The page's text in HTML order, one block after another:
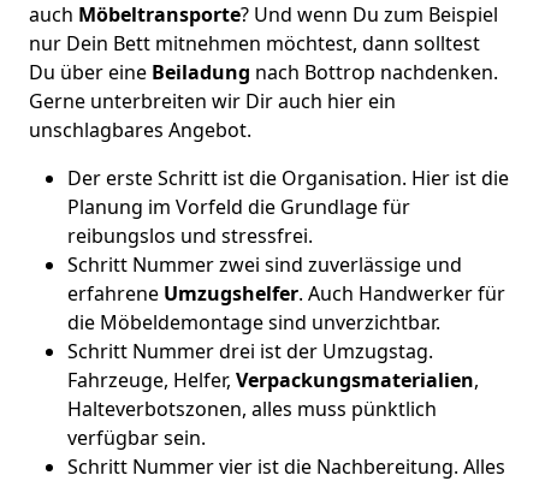
auch Möbeltransporte? Und wenn Du zum Beispiel
nur Dein Bett mitnehmen möchtest, dann solltest
Du über eine Beiladung nach Bottrop nachdenken.
Gerne unterbreiten wir Dir auch hier ein
unschlagbares Angebot.
Der erste Schritt ist die Organisation. Hier ist die
Planung im Vorfeld die Grundlage für
reibungslos und stressfrei.
Schritt Nummer zwei sind zuverlässige und
erfahrene Umzugshelfer. Auch Handwerker für
die Möbeldemontage sind unverzichtbar.
Schritt Nummer drei ist der Umzugstag.
Fahrzeuge, Helfer, Verpackungsmaterialien,
Halteverbotszonen, alles muss pünktlich
verfügbar sein.
Schritt Nummer vier ist die Nachbereitung. Alles